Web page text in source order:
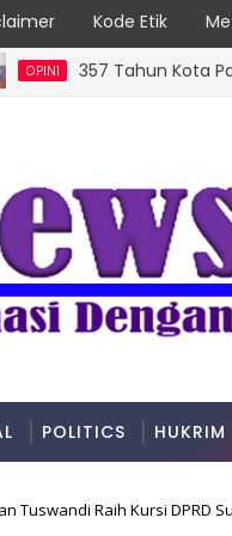
Kode Etik
357 Tahun Kota Padang
POLITICS HUKRIM
Tuswandi Raih Kursi DPRD